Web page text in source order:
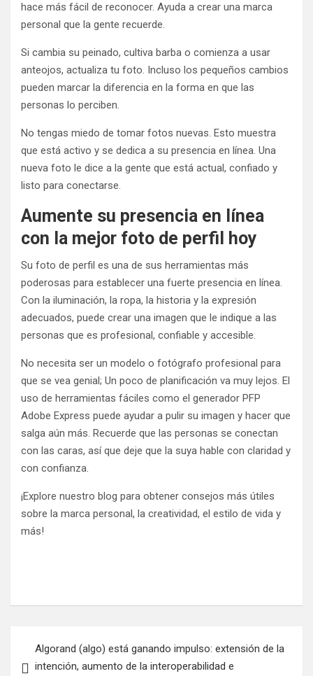
hace más fácil de reconocer. Ayuda a crear una marca
personal que la gente recuerde.
Si cambia su peinado, cultiva barba o comienza a usar
anteojos, actualiza tu foto. Incluso los pequeños cambios
pueden marcar la diferencia en la forma en que las
personas lo perciben.
No tengas miedo de tomar fotos nuevas. Esto muestra
que está activo y se dedica a su presencia en línea. Una
nueva foto le dice a la gente que está actual, confiado y
listo para conectarse.
Aumente su presencia en línea
con la mejor foto de perfil hoy
Su foto de perfil es una de sus herramientas más
poderosas para establecer una fuerte presencia en línea.
Con la iluminación, la ropa, la historia y la expresión
adecuados, puede crear una imagen que le indique a las
personas que es profesional, confiable y accesible.
No necesita ser un modelo o fotógrafo profesional para
que se vea genial; Un poco de planificación va muy lejos. El
uso de herramientas fáciles como el generador PFP
Adobe Express puede ayudar a pulir su imagen y hacer que
salga aún más. Recuerde que las personas se conectan
con las caras, así que deje que la suya hable con claridad y
con confianza.
¡Explore nuestro blog para obtener consejos más útiles
sobre la marca personal, la creatividad, el estilo de vida y
más!
Algorand (algo) está ganando impulso: extensión de la
intención, aumento de la interoperabilidad e